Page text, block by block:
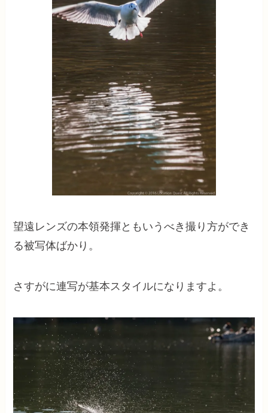
望遠レンズの本領発揮ともいうべき撮り方ができ
る被写体ばかり。
さすがに連写が基本スタイルになりますよ。